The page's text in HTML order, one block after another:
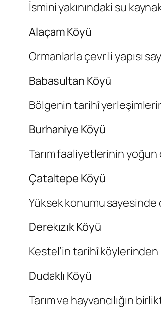
İsmini yakınındaki su
Alaçam Köyü
Ormanlarla çevrili yapısı
Babasultan Köyü
Bölgenin tarihî
Burhaniye Köyü
Tarım faaliyetlerinin
Çataltepe Köyü
Yüksek konumu sayesinde
Derekızık Köyü
Kestel’in tarihî
Dudaklı Köyü
Tarım ve hayvancılığın